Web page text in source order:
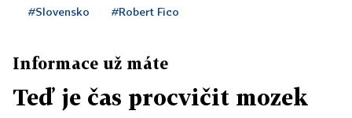
#Slovensko #Robert Fico
Informace už máte
Teď je čas procvičit mozek